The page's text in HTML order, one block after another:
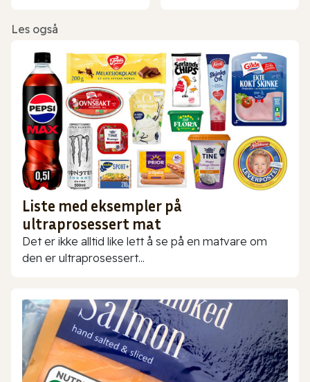
Les også
Liste med eksempler på
ultraprosessert mat
Det er ikke alltid like lett å se på en matvare om
den er ultraprosessert...